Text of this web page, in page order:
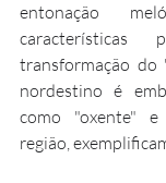
entonação
transformação
nordestino é
como "oxente"
região,